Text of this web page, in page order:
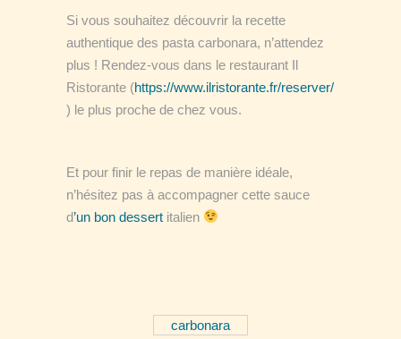
Si vous souhaitez découvrir la recette
authentique des pasta carbonara, n’attendez
plus ! Rendez-vous dans le restaurant Il
Ristorante (https://www.ilristorante.fr/reserver/
) le plus proche de chez vous.
Et pour finir le repas de manière idéale,
n’hésitez pas à accompagner cette sauce
d’un bon dessert italien
carbonara